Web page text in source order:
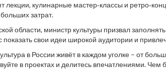
лекции, кулинарные мастер‑классы и
затрат.
области, министр культуры призвал
свои идеи широкой аудитории и
в России живёт в каждом уголке – от
в проектах и делитесь впечатлениями.